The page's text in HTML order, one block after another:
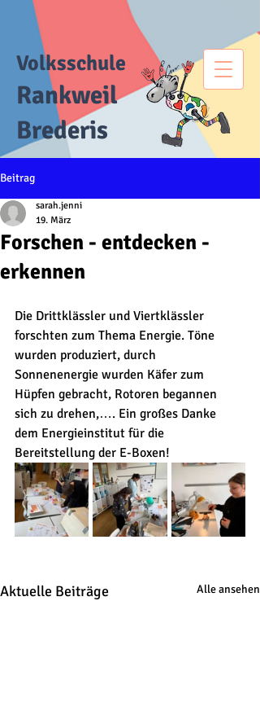
Volksschule
Rankweil
Brederis
Beitrag
Forschen - entdecken -
erkennen
sarah.jenni
19. März
Die Drittklässler und Viertklässler
forschten zum Thema Energie. Töne
wurden produziert, durch
Sonnenenergie wurden Käfer zum
Hüpfen gebracht, Rotoren begannen
sich zu drehen,…. Ein großes Danke
dem Energieinstitut für die
Bereitstellung der E-Boxen!
Aktuelle Beiträge Alle ansehen